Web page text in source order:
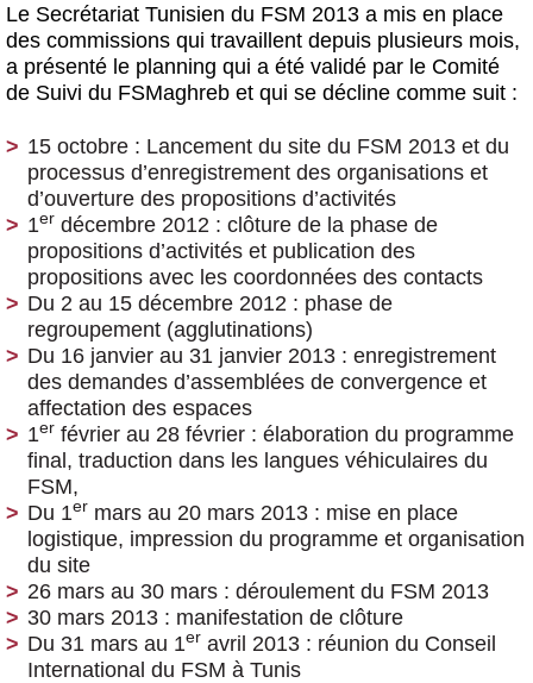
Le Secrétariat Tunisien du FSM 2013 a mis en place
des commissions qui travaillent depuis plusieurs mois,
a présenté le planning qui a été validé par le Comité
de Suivi du FSMaghreb et qui se décline comme suit :
15 octobre : Lancement du site du FSM 2013 et du
processus d’enregistrement des organisations et
d’ouverture des propositions d’activités
1er décembre 2012 : clôture de la phase de
propositions d’activités et publication des
propositions avec les coordonnées des contacts
Du 2 au 15 décembre 2012 : phase de
regroupement (agglutinations)
Du 16 janvier au 31 janvier 2013 : enregistrement
des demandes d’assemblées de convergence et
affectation des espaces
1er février au 28 février : élaboration du programme
final, traduction dans les langues véhiculaires du
FSM,
Du 1er mars au 20 mars 2013 : mise en place
logistique, impression du programme et organisation
du site
26 mars au 30 mars : déroulement du FSM 2013
30 mars 2013 : manifestation de clôture
Du 31 mars au 1er avril 2013 : réunion du Conseil
International du FSM à Tunis